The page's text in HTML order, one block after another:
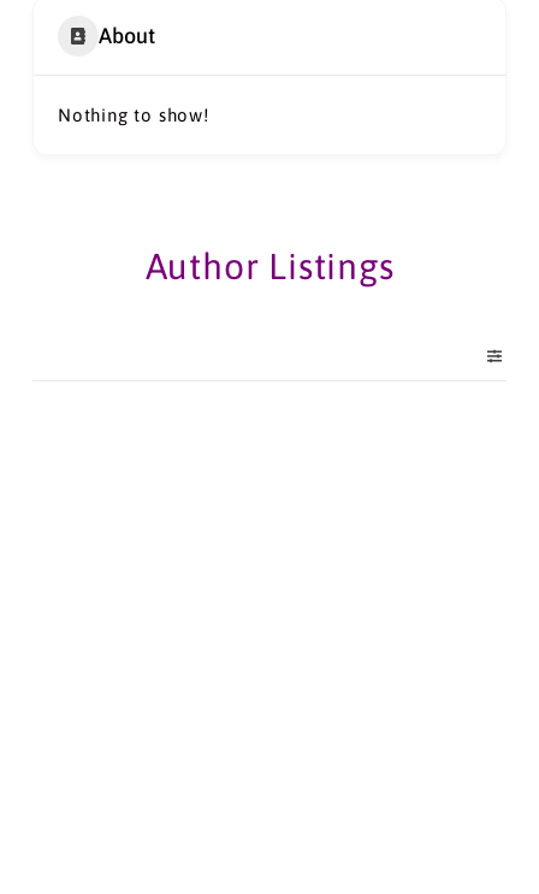
About
Nothing to show!
Author Listings